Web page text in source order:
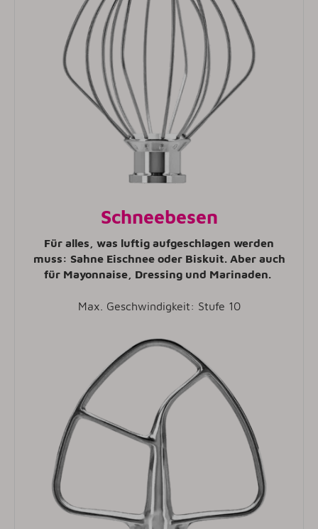
Schneebesen
Für alles, was luftig aufgeschlagen werden
muss: Sahne Eischnee oder Biskuit. Aber auch
für Mayonnaise, Dressing und Marinaden.
Max. Geschwindigkeit: Stufe 10